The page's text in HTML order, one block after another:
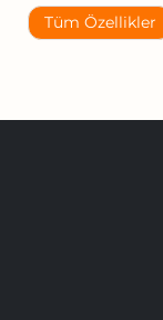
Tüm Özellikler